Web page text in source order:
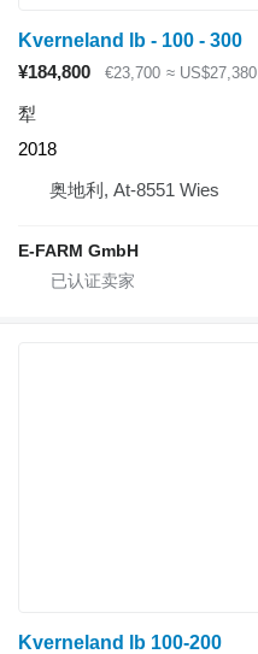
Kverneland lb - 100 - 300
¥184,800
€23,700 ≈ US$27,380
犁
2018
奥地利, At-8551 Wies
E-FARM GmbH
Kverneland lb 100-200